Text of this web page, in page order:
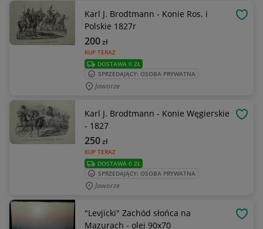
Karl J. Brodtmann - Konie Ros. i
Polskie 1827r
KUP TERAZ
200zł
DOSTAWA 0 ZŁ
SPRZEDAJĄCY: OSOBA PRYWATNA
Jaworze
Karl J. Brodtmann - Konie Węgierskie
- 1827
KUP TERAZ
250zł
DOSTAWA 0 ZŁ
SPRZEDAJĄCY: OSOBA PRYWATNA
Jaworze
"Levjicki" Zachód słońca na
Mazurach - olej 90x70